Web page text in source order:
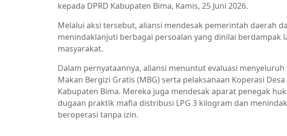
kepada DPRD Kabupaten Bima, Kamis, 25 Juni 2026.
Melalui aksi tersebut, aliansi mendesak pemerintah daerah
menindaklanjuti berbagai persoalan yang dinilai berdampak
masyarakat.
Dalam pernyataannya, aliansi menuntut evaluasi
Makan Bergizi Gratis (MBG) serta pelaksanaan Koperasi
Kabupaten Bima. Mereka juga mendesak aparat penegak
dugaan praktik mafia distribusi LPG 3 kilogram dan
beroperasi tanpa izin.